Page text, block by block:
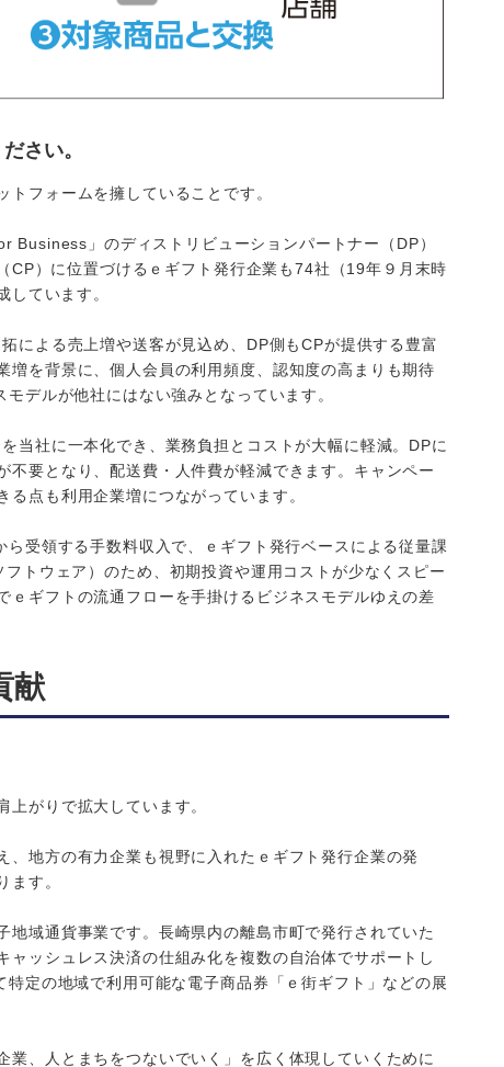
さい。
フォームを擁していることです。
」のディストリビューションパートナー（DP）
）に位置づけるｅギフト発行企業も74社（19年９月末時
ています。
による売上増や送客が見込め、DP側もCPが提供する豊富
を背景に、個人会員の利用頻度、認知度の高まりも期待
デルが他社にはない強みとなっています。
当社に一本化でき、業務負担とコストが大幅に軽減。DPに
要となり、配送費・人件費が軽減できます。キャンペー
点も利用企業増につながっています。
受領する手数料収入で、ｅギフト発行ベースによる従量課
トウェア）のため、初期投資や運用コストが少なくスピー
ギフトの流通フローを手掛けるビジネスモデルゆえの差
献
がりで拡大しています。
地方の有力企業も視野に入れたｅギフト発行企業の発
ます。
域通貨事業です。長崎県内の離島市町で発行されていた
ッシュレス決済の仕組み化を複数の自治体でサポートし
定の地域で利用可能な電子商品券「ｅ街ギフト」などの展
、人とまちをつないでいく」を広く体現していくために